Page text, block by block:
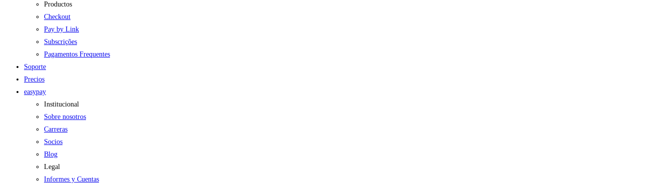
Productos
Checkout
Pay by Link
Subscrições
Pagamentos Frequentes
Soporte
Precios
easypay
Institucional
Sobre nosotros
Carreras
Socios
Blog
Legal
Informes y Cuentas